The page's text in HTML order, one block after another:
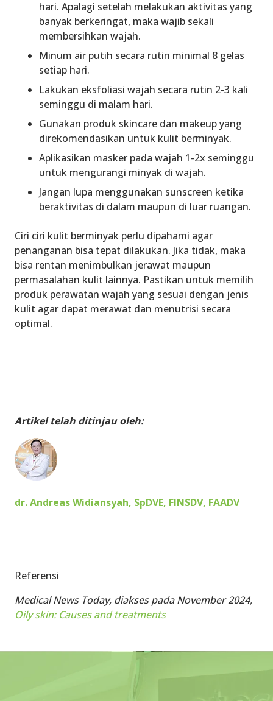
hari. Apalagi setelah melakukan aktivitas yang
banyak berkeringat, maka wajib sekali
membersihkan wajah.
Minum air putih secara rutin minimal 8 gelas
setiap hari.
Lakukan eksfoliasi wajah secara rutin 2-3 kali
seminggu di malam hari.
Gunakan produk skincare dan makeup yang
direkomendasikan untuk kulit berminyak.
Aplikasikan masker pada wajah 1-2x seminggu
untuk mengurangi minyak di wajah.
Jangan lupa menggunakan sunscreen ketika
beraktivitas di dalam maupun di luar ruangan.
Ciri ciri kulit berminyak perlu dipahami agar
penanganan bisa tepat dilakukan. Jika tidak, maka
bisa rentan menimbulkan jerawat maupun
permasalahan kulit lainnya. Pastikan untuk memilih
produk perawatan wajah yang sesuai dengan jenis
kulit agar dapat merawat dan menutrisi secara
optimal.
Artikel telah ditinjau oleh:
dr. Andreas Widiansyah, SpDVE, FINSDV, FAADV
Referensi
Medical News Today, diakses pada November 2024,
Oily skin: Causes and treatments